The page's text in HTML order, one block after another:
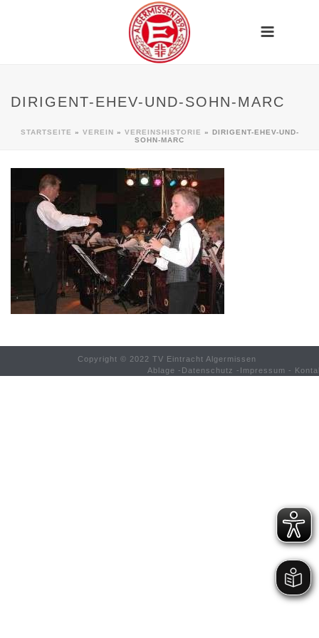
DIRIGENT-EHEV-UND-SOHN-MARC
STARTSEITE » VEREIN » VEREINSHISTORIE » DIRIGENT-EHEV-UND-
SOHN-MARC
Copyright © 2022 TV Eintracht Algermissen
Ablage - Datenschutz - Impressum -